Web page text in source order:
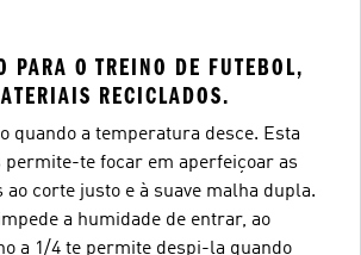
PARA O TREINO DE FUTEBOL,
RECICLADOS.
quando a temperatura desce. Esta
permite-te focar em aperfeiçoar as
ao corte justo e à suave malha dupla.
a humidade de entrar, ao
a 1/4 te permite despi-la quando